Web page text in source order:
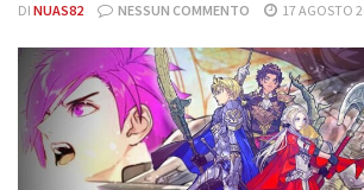
DI NUAS82 NESSUN COMMENTO 17 AGOSTO